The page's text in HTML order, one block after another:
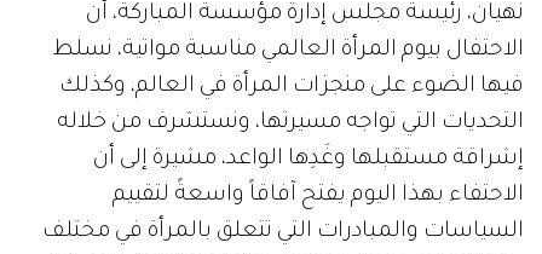
نهيان، رئيسة مجلس إدارة مؤسسة المباركة، أن
الاحتفال بيوم المرأة العالمي مناسبة مواتية، نسلط
فيها الضوء على منجزات المرأة في العالم، وكذلك
التحديات التي تواجه مسيرتها، ونستشرف من خلاله
إشراقة مستقبلها وغَدِها الواعد، مشيرة إلى أن
الاحتفاء بهذا اليوم يفتح آفاقاً واسعةً لتقييم
السياسات والمبادرات التي تتعلق بالمرأة في مختلف